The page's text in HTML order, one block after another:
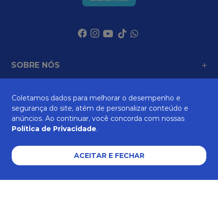
SOBRE NÓS
ATENDIMENTO
Coletamos dados para melhorar o desempenho e
segurança do site, atém de personalizar conteúdo e
anúncios. Ao continuar, você concorda com nossas
Política de Privacidade.
ACEITAR E FECHAR